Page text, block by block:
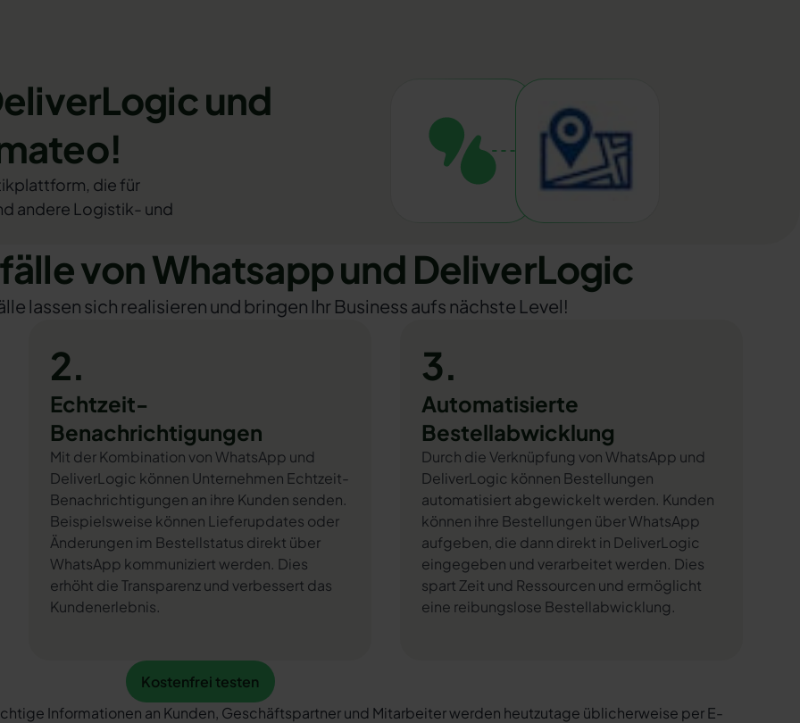
und
die für
andere Logistik- und
von Whatsapp und DeliverLogic
lassen sich realisieren und bringen Ihr Business aufs nächste Level!
2.
Echtzeit-
Benachrichtigungen
Mit der Kombination von WhatsApp und
DeliverLogic können Unternehmen Echtzeit-
Benachrichtigungen an ihre Kunden senden.
Beispielsweise können Lieferupdates oder
Änderungen im Bestellstatus direkt über
WhatsApp kommuniziert werden. Dies
erhöht die Transparenz und verbessert das
Kundenerlebnis.
3.
Automatisierte
Bestellabwicklung
Durch die Verknüpfung von WhatsApp und
DeliverLogic können Bestellungen
automatisiert abgewickelt werden. Kunden
können ihre Bestellungen über WhatsApp
aufgeben, die dann direkt in DeliverLogic
eingegeben und verarbeitet werden. Dies
spart Zeit und Ressourcen und ermöglicht
eine reibungslose Bestellabwicklung.
Kostenfrei testen
Kostenfrei testen
Informationen an Kunden, Geschäftspartner und Mitarbeiter werden heutzutage üblicherweise per E-